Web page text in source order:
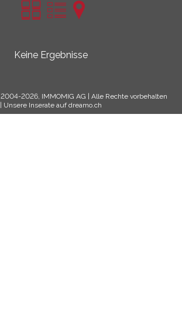
Keine Ergebnisse
2004-2026, IMMOMIG AG | Alle Rechte vorbehalten
| Unsere Inserate auf dreamo.ch